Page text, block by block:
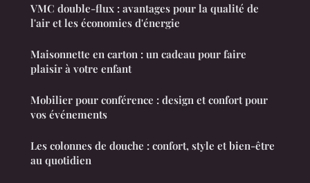
VMC double-flux : avantages pour la qualité de
l'air et les économies d'énergie
Maisonnette en carton : un cadeau pour faire
plaisir à votre enfant
Mobilier pour conférence : design et confort pour
vos événements
Les colonnes de douche : confort, style et bien-être
au quotidien